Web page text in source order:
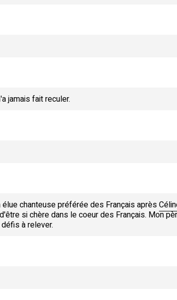
jamais fait reculer.
chanteuse préférée des Français après
si chère dans le coeur des Français. Mon
à relever.